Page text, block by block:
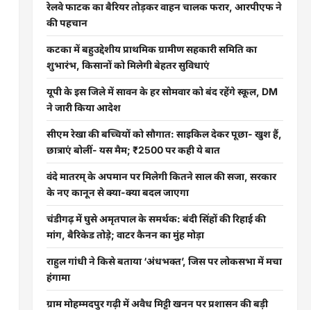
रेलवे फाटक का बैरियर तोड़कर वाहन चालक फरार, आरपीएफ ने
की पहचान
कटका में बहुउद्देशीय प्राथमिक ग्रामीण सहकारी समिति का
शुभारंभ, किसानों को मिलेगी बेहतर सुविधाएं
यूपी के इस जिले में सावन के हर सोमवार को बंद रहेंगे स्कूल, DM
ने जारी किया आदेश
सीएम रेखा की बच्चियों को सौगात: साइकिल देकर पूछा- खुश हैं,
छात्राएं बोलीं- यस मैम; ₹2500 पर कही ये बात
वंदे मातरम् के अपमान पर मिलेगी कितने साल की सजा, सरकार
के नए कानून से क्या-क्या बदल जाएगा
चंडीगढ़ में घुसे अमृतपाल के समर्थक: बंदी सिंहों की रिहाई की
मांग, बैरिकेड तोड़े; वाटर कैनन का मुंह मोड़ा
राहुल गांधी ने किसे बताया ‘अंधभक्त’, जिस पर लोकसभा में मचा
हंगामा
ग्राम मोहम्मदपुर गढ़ी में अवैध मिट्टी खनन पर प्रशासन की बड़ी